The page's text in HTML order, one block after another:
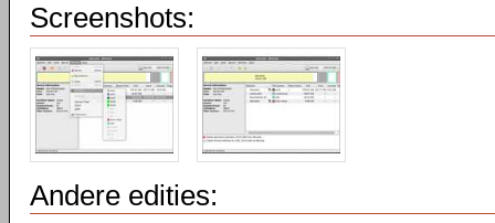
Screenshots:
Andere edities: